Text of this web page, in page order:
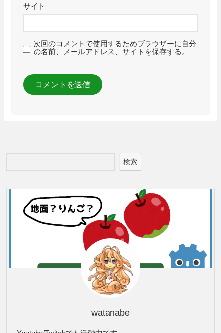
サイト
次回のコメントで使用するためブラウザーに自分
の名前、メールアドレス、サイトを保存する。
検索
watanabe